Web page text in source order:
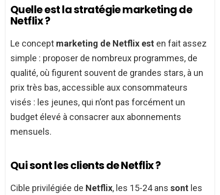
Quelle est la stratégie marketing de
Netflix ?
Le concept marketing de Netflix est en fait assez
simple : proposer de nombreux programmes, de
qualité, où figurent souvent de grandes stars, à un
prix très bas, accessible aux consommateurs
visés : les jeunes, qui n’ont pas forcément un
budget élevé à consacrer aux abonnements
mensuels.
Qui sont les clients de Netflix ?
Cible privilégiée de Netflix, les 15-24 ans sont les